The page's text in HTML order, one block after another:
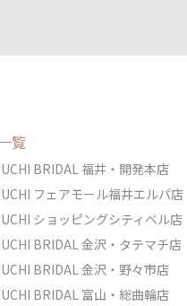
覧
BRIDAL 福井・開発本店
フェアモール福井エルパ店
ショッピングシティベル店
BRIDAL 金沢・タテマチ店
BRIDAL 金沢・野々市店
BRIDAL 富山・総曲輪店